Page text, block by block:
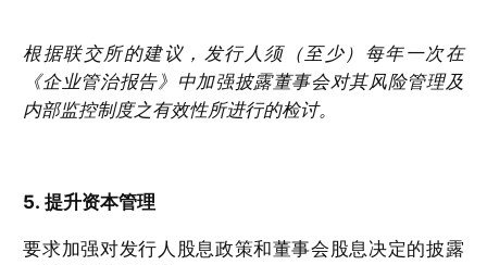
根据联交所的建议，发行人须（至少）每年一次在
《企业管治报告》中加强披露董事会对其风险管理及
内部监控制度之有效性所进行的检讨。
5. 提升资本管理
要求加强对发行人股息政策和董事会股息决定的披露